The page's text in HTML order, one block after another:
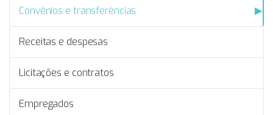
Convênios e transferências
Receitas e despesas
Licitações e contratos
Empregados